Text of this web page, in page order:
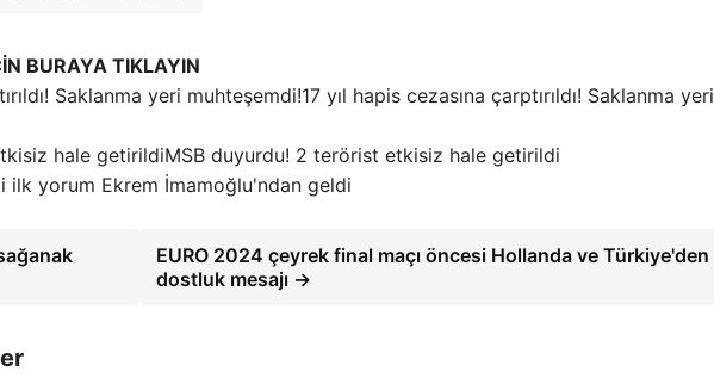
BURAYA TIKLAYIN
17 yıl hapis cezasına çarptırıldı! Saklanma yeri
MSB duyurdu! 2 terörist etkisiz hale getirildi
ilk yorum Ekrem İmamoğlu'ndan geldi
EURO 2024 çeyrek final maçı öncesi Hollanda ve Türkiye'den
dostluk mesajı →